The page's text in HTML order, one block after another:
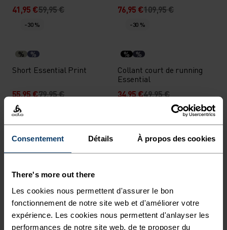
Consentement Détails À propos des cookies
There's more out there
Les cookies nous permettent d'assurer le bon
fonctionnement de notre site web et d'améliorer votre
expérience. Les cookies nous permettent d'anlayser les
performances de notre site web, de te proposer du
41,95 €59,95 €
76,95 €109,95 €
-30 %
% %
Short Essential Print
55,95 €79,95 €
-30 %
% %
Collant court de running
Essential
34,95 €49,95 €
% % %
Short de running 2 en 1
38,45 €54,95 €
% % % %
Short de running Essential
-30 %
%
Chill-Tec